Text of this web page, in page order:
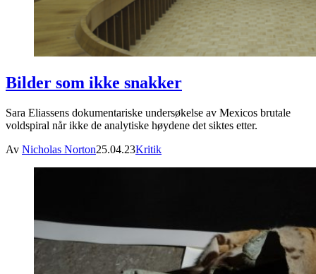
Bilder som ikke snakker
Sara Eliassens dokumentariske undersøkelse av Mexicos brutale
voldspiral når ikke de analytiske høydene det siktes etter.
Av Nicholas Norton25.04.23Kritik